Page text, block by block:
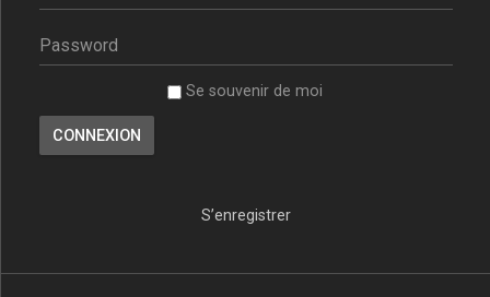
Se souvenir de moi
S’enregistrer